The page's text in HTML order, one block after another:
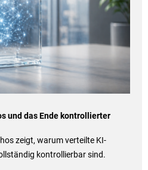
und das Ende kontrollierter
zeigt, warum verteilte KI-
kontrollierbar sind.